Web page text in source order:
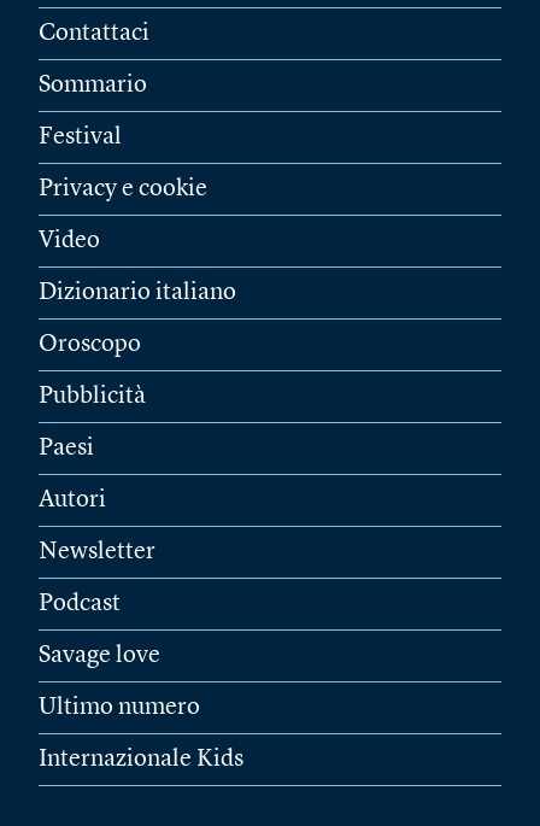
Contattaci
Sommario
Festival
Privacy e cookie
Video
Dizionario italiano
Oroscopo
Pubblicità
Paesi
Autori
Newsletter
Podcast
Savage love
Ultimo numero
Internazionale Kids